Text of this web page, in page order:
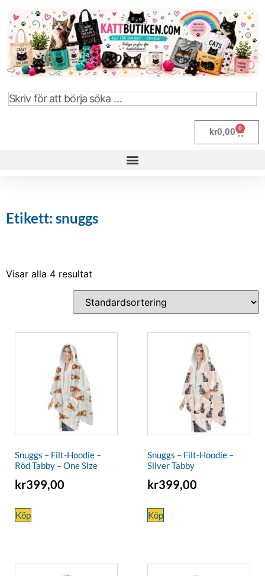
kr0,00 0
Etikett: snuggs
Visar alla 4 resultat
Snuggs – Filt-Hoodie –
Röd Tabby – One Size
kr399,00
Köp
Snuggs – Filt-Hoodie –
Silver Tabby
kr399,00
Köp